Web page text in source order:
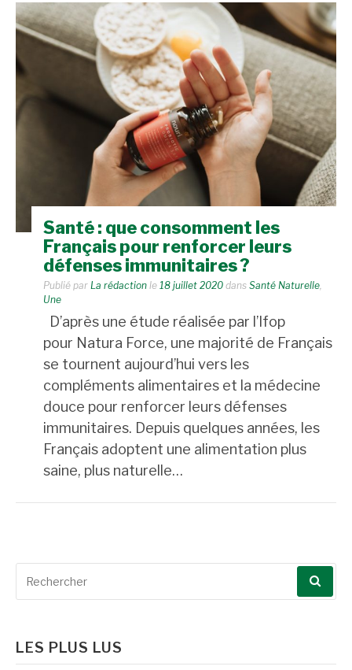
Santé : que consomment les
Français pour renforcer leurs
défenses immunitaires ?
Publié par La rédaction le 18 juillet 2020 dans Santé Naturelle
Une
D’après une étude réalisée par l’Ifop
pour Natura Force, une majorité de Français
se tournent aujourd’hui vers les
compléments alimentaires et la médecine
douce pour renforcer leurs défenses
immunitaires. Depuis quelques années, les
Français adoptent une alimentation plus
saine, plus naturelle…
LES PLUS LUS